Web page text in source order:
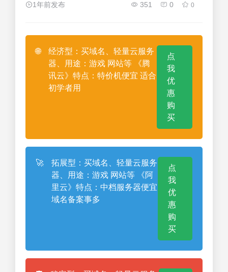
1年前发布 351 0 0
🌐
经济型：买域名、轻量云服务
器、用途：游戏 网站等 《腾
讯云》特点：特价机便宜 适合
初学者用
点
我
优
惠
购
买
🚀
拓展型：买域名、轻量云服务
器、用途：游戏 网站等 《阿
里云》特点：中档服务器便宜
域名备案事多
点
我
优
惠
购
买